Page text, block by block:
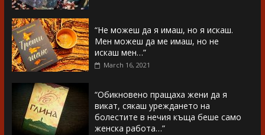
“Не можеш да я имаш, но я искаш.
Мен можеш да ме имаш, но не
искаш мен…”
March 16, 2021
“Обикновено пращаха жени да я
викат, сякаш уреждането на
болестите в нечия къща беше само
женска работа…”